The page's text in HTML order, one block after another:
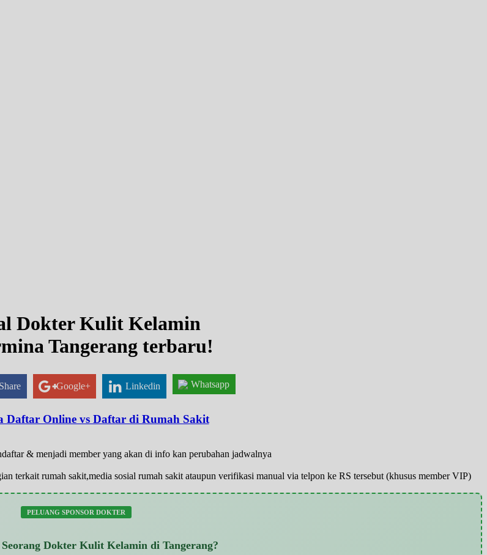
Dokter Kulit Kelamin
Tangerang terbaru!
Share Google+ Linkedin Whatsapp
Daftar Online vs Daftar di Rumah Sakit
& menjadi member yang akan di info kan perubahan jadwalnya
terkait rumah sakit,media sosial rumah sakit ataupun verifikasi manual via telpon ke RS tersebut (khusus member VIP)
PELUANG SPONSOR DOKTER
Dokter Kulit Kelamin di Tangerang?